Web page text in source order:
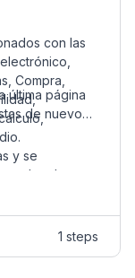
con las
Compra,
y se
obtener
última página
de nuevo
1 steps